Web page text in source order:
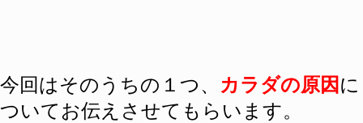
今回はそのうちの１つ、 カラダの原因 に
ついてお伝えさせてもらいます。